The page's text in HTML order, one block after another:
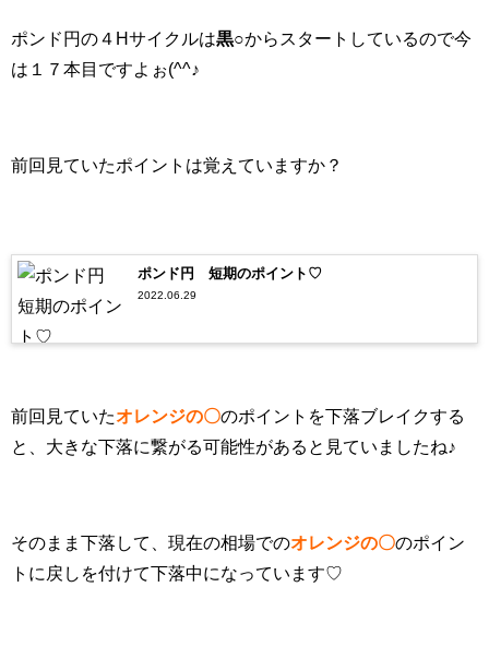
ポンド円の４Hサイクルは黒○からスタートしているので今
は１７ 本目ですよぉ(^^♪
前回見ていたポイントは覚えていますか？
ポンド円 短期のポイント♡
2022.06.29
前回見ていたオレンジの〇のポイントを下落ブレイクする
と、大きな下落に繋がる可能性があると見ていましたね♪
そのまま下落して、現在の相場でのオレンジの〇のポイン
トに戻しを付けて下落中になっています♡